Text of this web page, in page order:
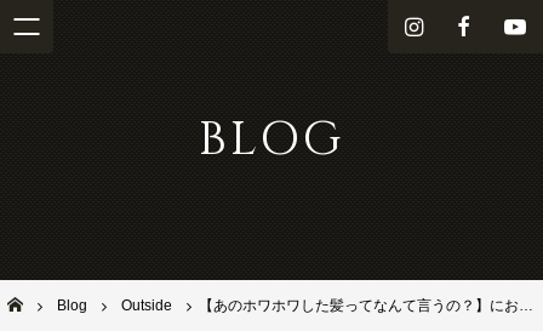
i
m
Y
BLOG
池田市石橋の美容室ならヘアサロンSolana（ソラーナ）
Blog Outside 【あのホワホワした髪ってなんて言うの？】にお答えします！